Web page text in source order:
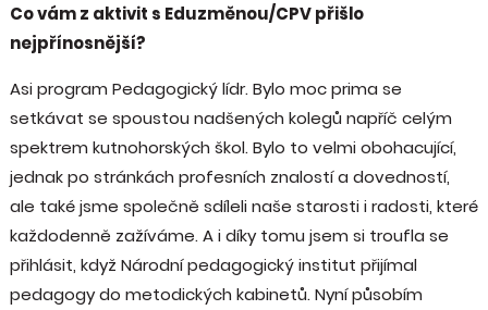
Co vám z aktivit s Eduzměnou/CPV přišlo
nejpřínosnější?
Asi program Pedagogický lídr. Bylo moc prima se
setkávat se spoustou nadšených kolegů napříč celým
spektrem kutnohorských škol. Bylo to velmi obohacující,
jednak po stránkách profesních znalostí a dovedností,
ale také jsme společně sdíleli naše starosti i radosti, které
každodenně zažíváme. A i díky tomu jsem si troufla se
přihlásit, když Národní pedagogický institut přijímal
pedagogy do metodických kabinetů. Nyní působím